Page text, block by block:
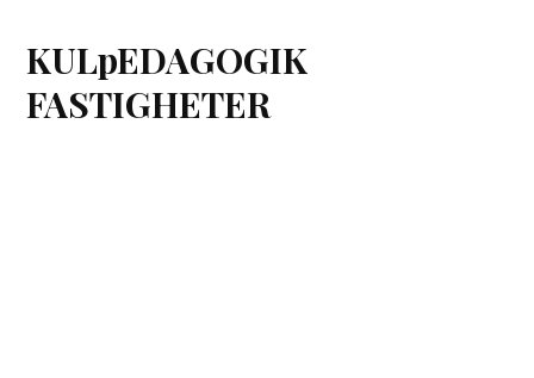
KULpEDAGOGIK
FASTIGHETER